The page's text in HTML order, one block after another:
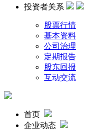
投资者关系
股票行情
基本资料
公司治理
定期报告
股东回报
互动交流
首页
企业动态